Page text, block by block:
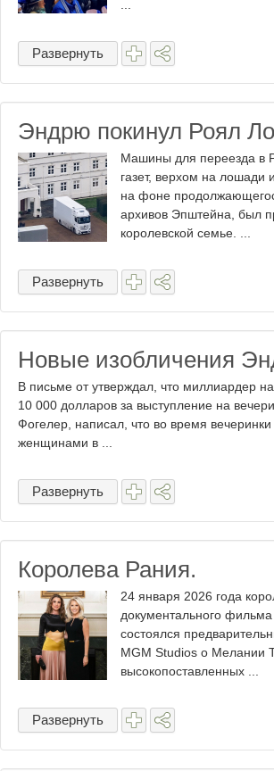
Развернуть
Эндрю покинул Роял
Машины для переезда в
газет, верхом на
на фоне
архивов Эпштейна, был
королевской семье. ...
Развернуть
Новые изобличения
В письме от утверждал, что миллиардер
10 000 долларов за выступление на
Фогелер, написал, что во время
женщинами в ...
Развернуть
Королева Рания.
24 января 2026 года
документального
состоялся
MGM Studios о Мелании
высокопоставленных ...
Развернуть